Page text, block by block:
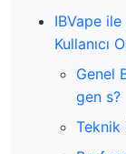
IBVape ile
Kullanıcı
Genel
gen s?
Teknik